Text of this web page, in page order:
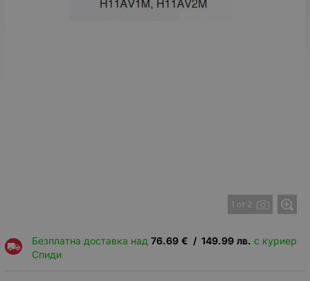
1 от 2
Безплатна доставка над 76.69 € / 149.99 лв. с куриер
Спиди